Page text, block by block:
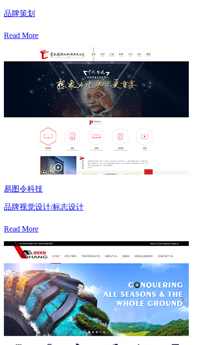
品牌策划
Read More
易图令科技
品牌视觉设计/标志设计
Read More